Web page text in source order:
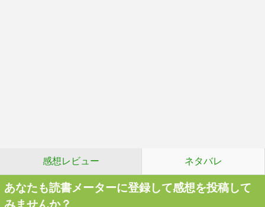
感想レビュー ネタバレ
あなたも読書メーターに登録して感想を投稿して
みませんか？